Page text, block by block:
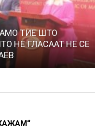
ТИЕ ШТО
НЕ ГЛАСААТ НЕ СЕ